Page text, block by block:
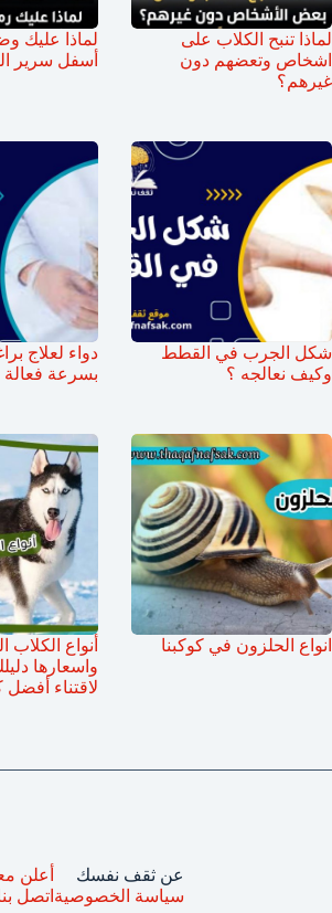
لماذا تنبح الكلاب على
اشخاص وتعضهم دون
غيرهم؟
لماذا عليك
أسفل سرير
شكل الجرب في القطط
وكيف نعالجه ؟
دواء لعلاج
بسرعة فعالة
انواع الحلزون في كوكبنا
أنواع الكلاب
واسعارها
لاقتناء
عن ثقف نفسك
سياسة الخصوصية
أعلن
اتصل